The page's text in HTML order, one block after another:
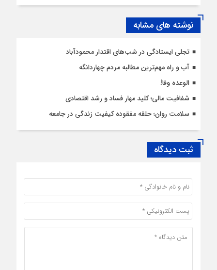
نوشته های مشابه
تجلی ایستادگی در شب‌های اقتدار محمودآباد
آب و راه مهم‌ترین مطالبه مردم چهاردانگه
الوعده وفا!
شفافیت مالی؛ کلید مهار فساد و رشد اقتصادی
سلامت روان؛ حلقه مفقوده کیفیت زندگی در جامعه
ثبت دیدگاه